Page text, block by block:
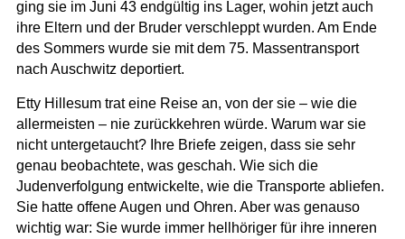
ging sie im Juni 43 endgültig ins Lager, wohin jetzt auch
ihre Eltern und der Bruder verschleppt wurden. Am Ende
des Sommers wurde sie mit dem 75. Massentransport
nach Auschwitz deportiert.
Etty Hillesum trat eine Reise an, von der sie – wie die
allermeisten – nie zurückkehren würde. Warum war sie
nicht untergetaucht? Ihre Briefe zeigen, dass sie sehr
genau beobachtete, was geschah. Wie sich die
Judenverfolgung entwickelte, wie die Transporte abliefen.
Sie hatte offene Augen und Ohren. Aber was genauso
wichtig war: Sie wurde immer hellhöriger für ihre inneren